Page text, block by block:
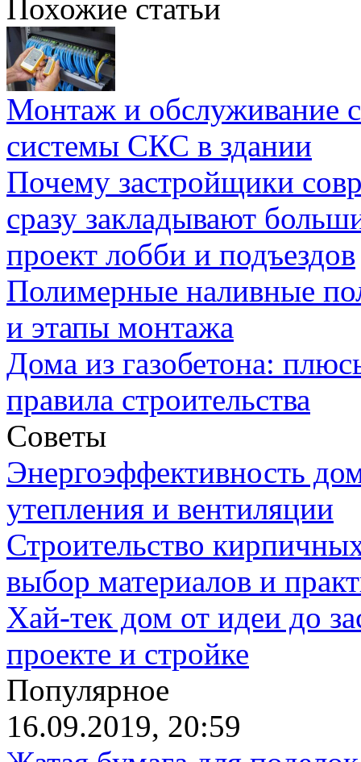
Похожие статьи
Монтаж и обслуживание
системы СКС в здании
Почему застройщики
сразу закладывают
проект лобби и подъездов
Полимерные наливные
и этапы монтажа
Дома из газобетона:
правила строительства
Советы
Энергоэффективность
утепления и вентиляции
Строительство
выбор материалов и
Хай-тек дом от идеи до
проекте и стройке
Популярное
16.09.2019, 20:59